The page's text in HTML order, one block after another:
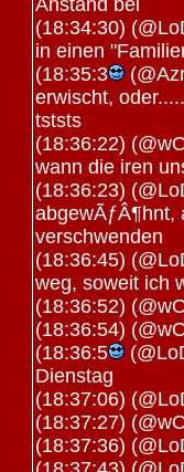
Anstand bei
(18:34:30)
in einen
(18:35:3
erwischt,
tststs
(18:36:22)
wann die iren
(18:36:23)
abgewÃƒÂ¶hnt,
verschwenden
(18:36:45)
weg, soweit ich
(18:36:52)
(18:36:54)
(18:36:5
Dienstag
(18:37:06)
(18:37:27)
(18:37:36)